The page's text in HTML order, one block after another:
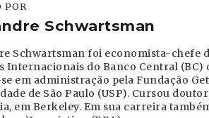
POR
Schwartsman
Schwartsman foi economista-chefe
Internacionais do Banco Central
em administração pela Fundação
de São Paulo (USP). Cursou
em Berkeley. Em sua carreira